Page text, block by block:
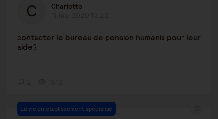
Charlotte
contacter le bureau de pension humanis pour leur
aide?
La vie en établissement spécialisé